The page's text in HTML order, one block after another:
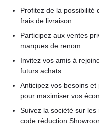
Profitez de la
frais de livraison.
Participez aux ventes
marques de renom.
Invitez vos amis à
futurs achats.
Anticipez vos besoins
pour maximiser vos
Suivez la société sur
code réduction